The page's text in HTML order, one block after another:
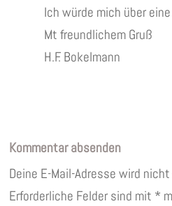
Ich würde mich über
Mt freundlichem Gruß
H.F. Bokelmann
Kommentar absenden
Deine E-Mail-Adresse wird
Erforderliche Felder sind mit *